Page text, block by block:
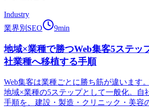
Industry
業界別SEO
9min
地域×業種で勝つWeb集客5ステッ
社業種へ移植する手順
Web集客は業種ごとに勝ち筋が違います
地域×業種の5ステップとして一般化。自
手順を、建設・製造・クリニック・美容